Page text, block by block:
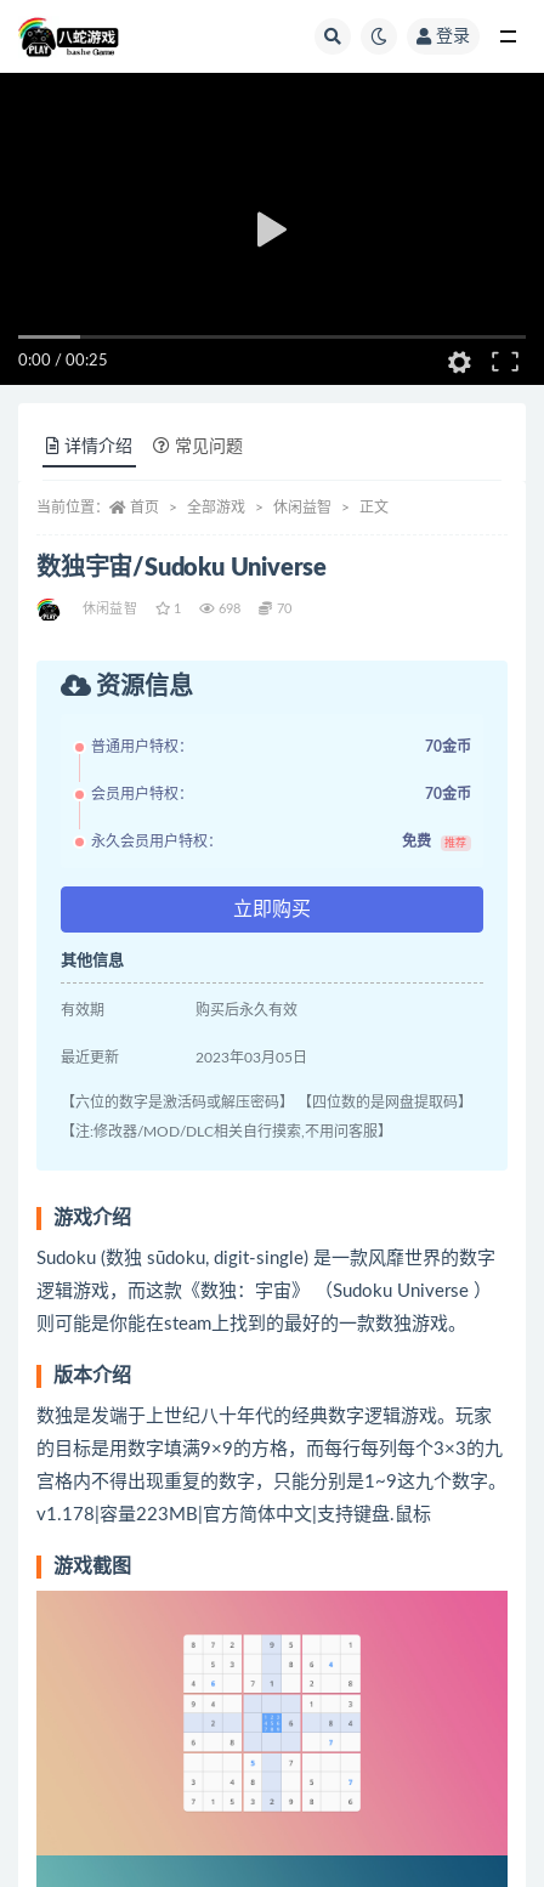
登录
0:00 / 00:25
详情介绍 常见问题
当前位置： 首页 全部游戏 休闲益智 正文
数独宇宙/Sudoku Universe
休闲益智 1 698 70
资源信息
普通用户特权： 70金币
会员用户特权： 70金币
永久会员用户特权： 免费 推荐
立即购买
其他信息
有效期 购买后永久有效
最近更新 2023年03月05日
【六位的数字是激活码或解压密码】 【四位数的是网盘提取码】
【注:修改器/MOD/DLC相关自行摸索,不用问客服】
游戏介绍
Sudoku (数独 sūdoku, digit-single) 是一款风靡世界的数字
逻辑游戏，而这款《数独：宇宙》 （Sudoku Universe ）
则可能是你能在steam上找到的最好的一款数独游戏。
版本介绍
数独是发端于上世纪八十年代的经典数字逻辑游戏。玩家
的目标是用数字填满9×9的方格，而每行每列每个3×3的九
宫格内不得出现重复的数字，只能分别是1~9这九个数字。
v1.178|容量223MB|官方简体中文|支持键盘.鼠标
游戏截图